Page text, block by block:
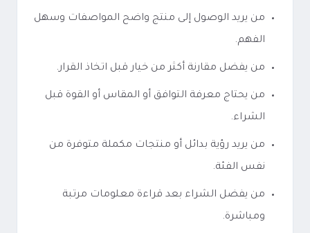
من يريد الوصول إلى منتج واضح المواصفات وسهل
الفهم.
من يفضل مقارنة أكثر من خيار قبل اتخاذ القرار.
من يحتاج معرفة التوافق أو المقاس أو القوة قبل
الشراء.
من يريد رؤية بدائل أو منتجات مكملة متوفرة من
نفس الفئة.
من يفضل الشراء بعد قراءة معلومات مرتبة
ومباشرة.